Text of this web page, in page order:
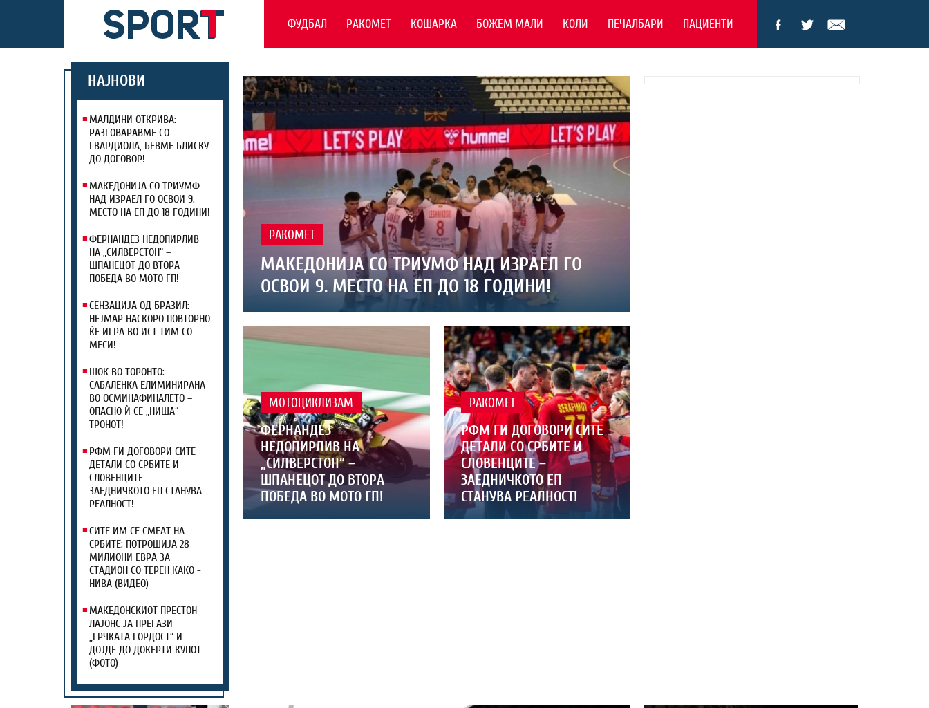
ФУДБАЛ РАКОМЕТ КОШАРКА БОЖЕМ МАЛИ КОЛИ ПЕЧАЛБАРИ ПАЦИЕНТИ
НАЈНОВИ
МАЛДИНИ ОТКРИВА:
РАЗГОВАРАВМЕ СО
ГВАРДИОЛА, БЕВМЕ БЛИСКУ
ДО ДОГОВОР!
МАКЕДОНИЈА СО ТРИУМФ
НАД ИЗРАЕЛ ГО ОСВОИ 9.
МЕСТО НА ЕП ДО 18 ГОДИНИ!
ФЕРНАНДЕЗ НЕДОПИРЛИВ
НА „СИЛВЕРСТОН“ –
ШПАНЕЦОТ ДО ВТОРА
ПОБЕДА ВО МОТО ГП!
СЕНЗАЦИЈА ОД БРАЗИЛ:
НЕЈМАР НАСКОРО ПОВТОРНО
ЌЕ ИГРА ВО ИСТ ТИМ СО
МЕСИ!
ШОК ВО ТОРОНТО:
САБАЛЕНКА ЕЛИМИНИРАНА
ВО ОСМИНАФИНАЛЕТО –
ОПАСНО Ѝ СЕ „НИША“
ТРОНОТ!
РФМ ГИ ДОГОВОРИ СИТЕ
ДЕТАЛИ СО СРБИТЕ И
СЛОВЕНЦИТЕ –
ЗАЕДНИЧКОТО ЕП СТАНУВА
РЕАЛНОСТ!
СИТЕ ИМ СЕ СМЕАТ НА
СРБИТЕ: ПОТРОШИЈА 28
МИЛИОНИ ЕВРА ЗА
СТАДИОН СО ТЕРЕН КАКО -
НИВА (ВИДЕО)
МАКЕДОНСКИОТ ПРЕСТОН
ЛАЈОНС ЈА ПРЕГАЗИ
„ГРЧКАТА ГОРДОСТ“ И
ДОЈДЕ ДО ДОКЕРТИ КУПОТ
(ФОТО)
РАКОМЕТ
МАКЕДОНИЈА СО ТРИУМФ НАД ИЗРАЕЛ ГО
ОСВОИ 9. МЕСТО НА ЕП ДО 18 ГОДИНИ!
МОТОЦИКЛИЗАМ
ФЕРНАНДЕЗ
НЕДОПИРЛИВ НА
„СИЛВЕРСТОН“ –
ШПАНЕЦОТ ДО ВТОРА
ПОБЕДА ВО МОТО ГП!
РАКОМЕТ
РФМ ГИ ДОГОВОРИ СИТЕ
ДЕТАЛИ СО СРБИТЕ И
СЛОВЕНЦИТЕ –
ЗАЕДНИЧКОТО ЕП
СТАНУВА РЕАЛНОСТ!